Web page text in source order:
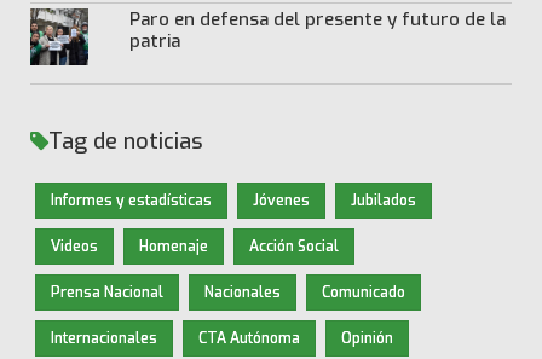
Paro en defensa del presente y futuro de la
patria
Tag de noticias
Informes y estadísticas Jóvenes Jubilados
Videos Homenaje Acción Social
Prensa Nacional Nacionales Comunicado
Internacionales CTA Autónoma Opinión